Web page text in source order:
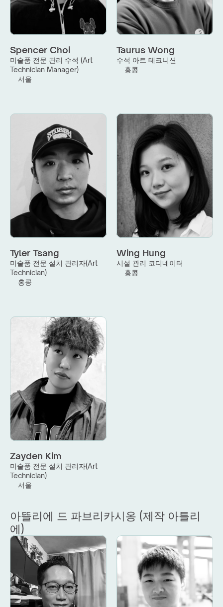
Spencer Choi
미술품 전문 관리 수석 (Art
Technician Manager)
서울
Taurus Wong
수석 아트 테크니션
홍콩
Tyler Tsang
미술품 전문 설치 관리자(Art
Technician)
홍콩
Wing Hung
시설 관리 코디네이터
홍콩
Zayden Kim
미술품 전문 설치 관리자(Art
Technician)
서울
아뜰리에 드 파브리카시옹 (제작 아틀리
에)